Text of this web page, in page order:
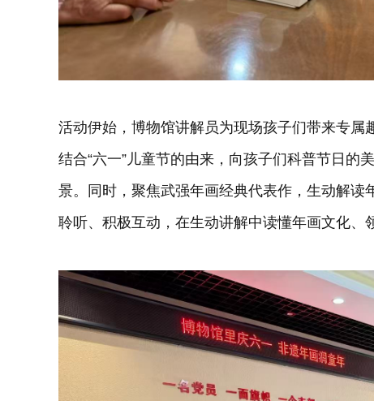
活动伊始，博物馆讲解员为现场孩子们带来专属
结合“六一”儿童节的由来，向孩子们科普节日的
景。同时，聚焦武强年画经典代表作，生动解
聆听、积极互动，在生动讲解中读懂年画文化、